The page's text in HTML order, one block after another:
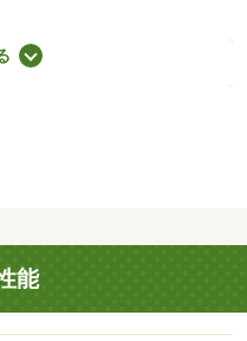
）、ドラッグストア
２５ー１０－３２２８
能